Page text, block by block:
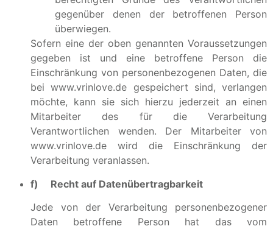
gegenüber denen der betroffenen Person
überwiegen.
Sofern eine der oben genannten Voraussetzungen
gegeben ist und eine betroffene Person die
Einschränkung von personenbezogenen Daten, die
bei www.vrinlove.de gespeichert sind, verlangen
möchte, kann sie sich hierzu jederzeit an einen
Mitarbeiter des für die Verarbeitung
Verantwortlichen wenden. Der Mitarbeiter von
www.vrinlove.de wird die Einschränkung der
Verarbeitung veranlassen.
f) Recht auf Datenübertragbarkeit
Jede von der Verarbeitung personenbezogener
Daten betroffene Person hat das vom